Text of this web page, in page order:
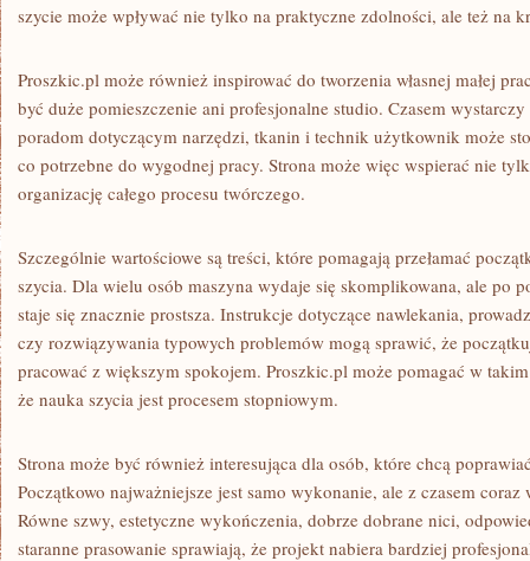
szycie może wpływać nie tylko na praktyczne zdolności, ale też na
Proszkic.pl może również inspirować do tworzenia własnej małej
być duże pomieszczenie ani profesjonalne studio. Czasem
poradom dotyczącym narzędzi, tkanin i technik użytkownik może
co potrzebne do wygodnej pracy. Strona może więc wspierać nie
organizację całego procesu twórczego.
Szczególnie wartościowe są treści, które pomagają przełamać
szycia. Dla wielu osób maszyna wydaje się skomplikowana, ale po
staje się znacznie prostsza. Instrukcje dotyczące nawlekania,
czy rozwiązywania typowych problemów mogą sprawić, że
pracować z większym spokojem. Proszkic.pl może pomagać w
że nauka szycia jest procesem stopniowym.
Strona może być również interesująca dla osób, które chcą
Początkowo najważniejsze jest samo wykonanie, ale z czasem
Równe szwy, estetyczne wykończenia, dobrze dobrane nici,
staranne prasowanie sprawiają, że projekt nabiera bardziej